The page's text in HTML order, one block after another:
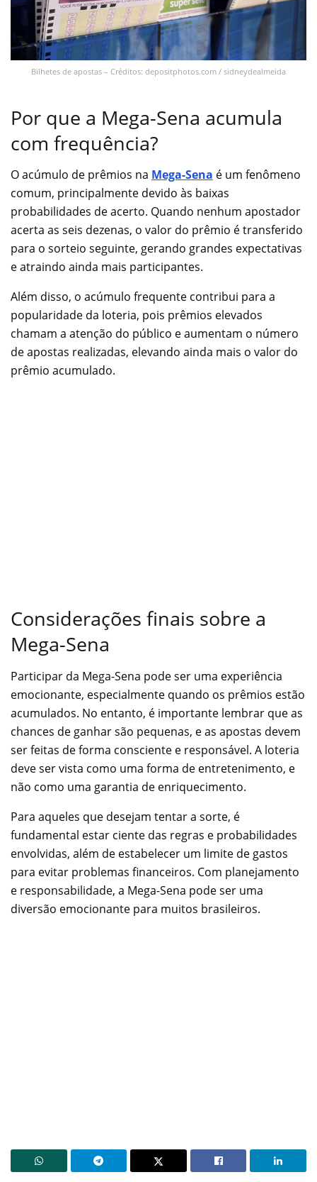
Bilhetes de apostas – Créditos: depositphotos.com / sidneydealmeida
Por que a Mega-Sena acumula
com frequência?
O acúmulo de prêmios na Mega-Sena é um fenômeno
comum, principalmente devido às baixas
probabilidades de acerto. Quando nenhum apostador
acerta as seis dezenas, o valor do prêmio é transferido
para o sorteio seguinte, gerando grandes expectativas
e atraindo ainda mais participantes.
Além disso, o acúmulo frequente contribui para a
popularidade da loteria, pois prêmios elevados
chamam a atenção do público e aumentam o número
de apostas realizadas, elevando ainda mais o valor do
prêmio acumulado.
Considerações finais sobre a
Mega-Sena
Participar da Mega-Sena pode ser uma experiência
emocionante, especialmente quando os prêmios estão
acumulados. No entanto, é importante lembrar que as
chances de ganhar são pequenas, e as apostas devem
ser feitas de forma consciente e responsável. A loteria
deve ser vista como uma forma de entretenimento, e
não como uma garantia de enriquecimento.
Para aqueles que desejam tentar a sorte, é
fundamental estar ciente das regras e probabilidades
envolvidas, além de estabelecer um limite de gastos
para evitar problemas financeiros. Com planejamento
e responsabilidade, a Mega-Sena pode ser uma
diversão emocionante para muitos brasileiros.